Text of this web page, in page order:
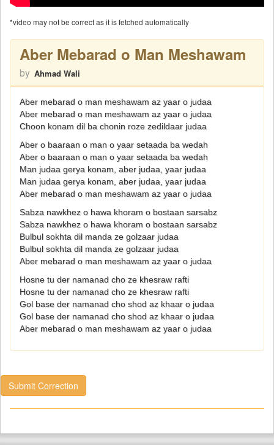
*video may not be correct as it is fetched automatically
Aber Mebarad o Man Meshawam
by Ahmad Wali
Aber mebarad o man meshawam az yaar o judaa
Aber mebarad o man meshawam az yaar o judaa
Choon konam dil ba chonin roze zedildaar judaa
Aber o baaraan o man o yaar setaada ba wedah
Aber o baaraan o man o yaar setaada ba wedah
Man judaa gerya konam, aber judaa, yaar judaa
Man judaa gerya konam, aber judaa, yaar judaa
Aber mebarad o man meshawam az yaar o judaa
Sabza nawkhez o hawa khoram o bostaan sarsabz
Sabza nawkhez o hawa khoram o bostaan sarsabz
Bulbul sokhta dil manda ze golzaar judaa
Bulbul sokhta dil manda ze golzaar judaa
Aber mebarad o man meshawam az yaar o judaa
Hosne tu der namanad cho ze khesraw rafti
Hosne tu der namanad cho ze khesraw rafti
Gol base der namanad cho shod az khaar o judaa
Gol base der namanad cho shod az khaar o judaa
Aber mebarad o man meshawam az yaar o judaa
Submit Correction